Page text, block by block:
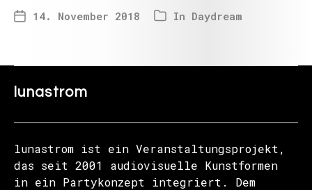
14. November 2018 In Daydream
lunastrom
lunastrom ist ein Veranstaltungsprojekt,
das seit 2001 audiovisuelle Kunstformen
in ein Partykonzept integriert. Dem